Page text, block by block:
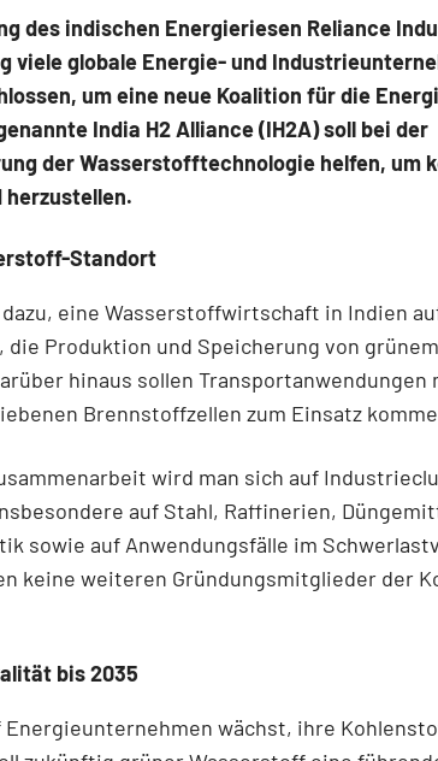
des indischen Energieriesen Reliance
viele globale Energie- und
um eine neue Koalition für die
India H2 Alliance (IH2A) soll bei der
der Wasserstofftechnologie helfen, um
herzustellen.
Standort
eine Wasserstoffwirtschaft in Indien
die Produktion und Speicherung von
hinaus sollen Transportanwendungen
Brennstoffzellen zum Einsatz
wird man sich auf
auf Stahl, Raffinerien,
sowie auf Anwendungsfälle im
keine weiteren Gründungsmitglieder der
bis 2035
Energieunternehmen wächst, ihre